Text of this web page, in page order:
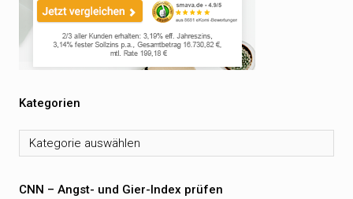
Kategorien
Kategorien
CNN – Angst- und Gier-Index prüfen